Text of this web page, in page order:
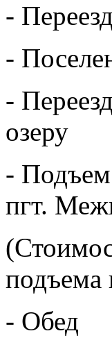
-
-
-
озеру
- Подъем
пгт.
подъема
- Обед